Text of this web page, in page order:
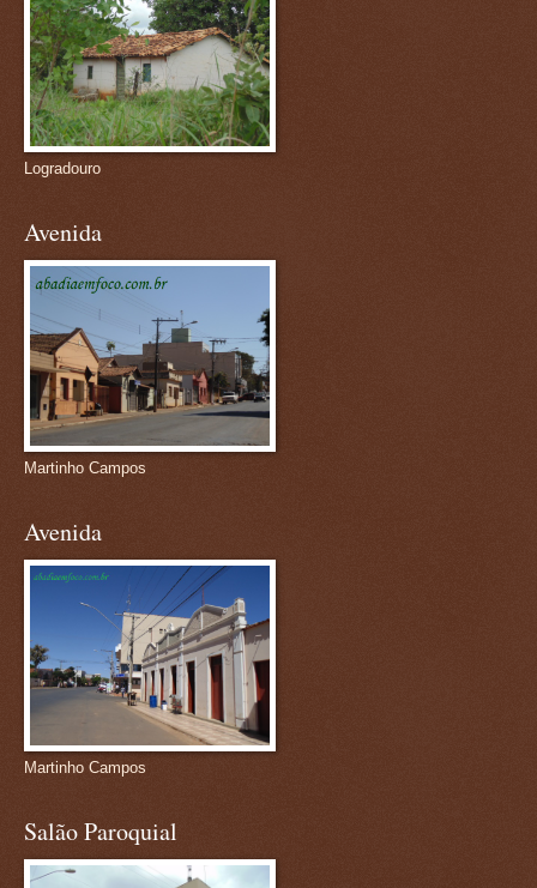
Logradouro
Avenida
Martinho Campos
Avenida
Martinho Campos
Salão Paroquial